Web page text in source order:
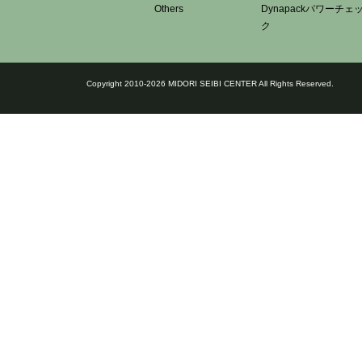
Others
Dynapackパワーチェ
ク
Copyright 2010-2026 MIDORI SEIBI CENTER All Rights Reserved.